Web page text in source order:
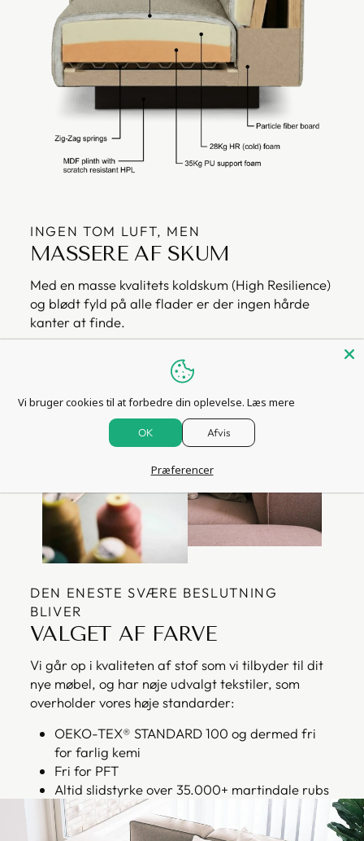
INGEN TOM LUFT, MEN
MASSERE AF SKUM
Med en masse kvalitets koldskum (High Resilience)
og blødt fyld på alle flader er der ingen hårde
kanter at finde.
DEN ENESTE SVÆRE BESLUTNING
BLIVER
VALGET AF FARVE
Vi går op i kvaliteten af stof som vi tilbyder til dit
nye møbel, og har nøje udvalgt tekstiler, som
overholder vores høje standarder:
OEKO-TEX® STANDARD 100 og dermed fri
for farlig kemi
Fri for PFT
Altid slidstyrke over 35.000+ martindale rubs
Vi bruger cookies til at forbedre din oplevelse. Læs mere
OK Afvis
Præferencer